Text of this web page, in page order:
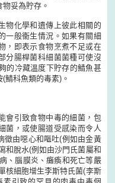
妥為貯存。
物化學和遺傳上彼此相關的
一般衞生情況。如果有關細
，即表示食物烹煮不足或在
分腸桿菌科細菌菌種可使沒
的冷藏溫度下貯存的鯖魚甚
鯖科魚類的毒素)。
會引致食物中毒的細菌，包
菌，或使腸道受感染而令人
徵由噁心和嘔吐(例如由金黃
和脫水(例如由沙門氏菌屬和
、腦膜炎、癱瘓和死亡等嚴
核細胞增生李斯特氏菌(李斯